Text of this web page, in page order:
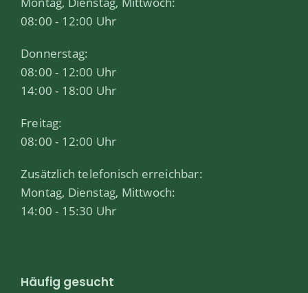
08:00 - 12:00 Uhr
Donnerstag:
08:00 - 12:00 Uhr
14:00 - 18:00 Uhr
Freitag:
08:00 - 12:00 Uhr
Zusätzlich telefonisch erreichbar:
Montag, Dienstag, Mittwoch:
14:00 - 15:30 Uhr
Häufig gesucht